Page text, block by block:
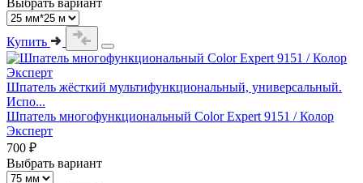
Выбрать вариант
Купить
Шпатель жёсткий мультифункциональный, универсальный.
Испо...
Шпатель многофункциональный Color Expert 9151 / Колор
Эксперт
700 ₽
Выбрать вариант